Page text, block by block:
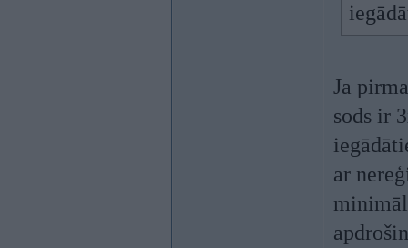
Ja
sods ir
ar